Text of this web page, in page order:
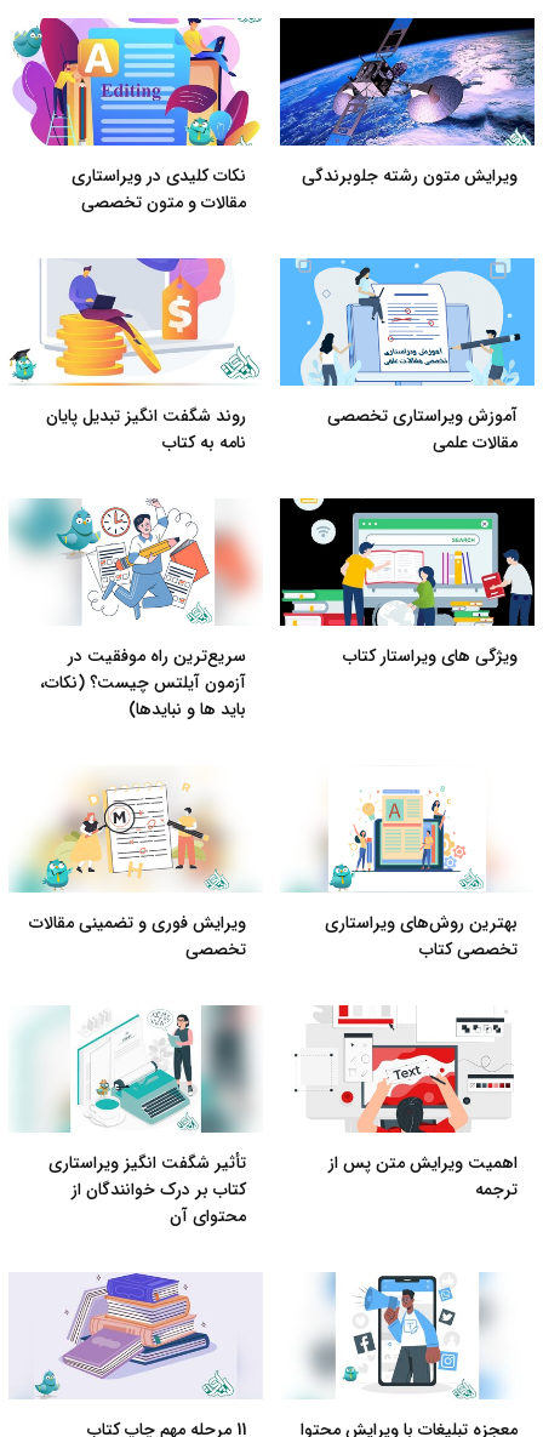
ویرایش متون رشته جلوبرندگی
نکات کلیدی در ویراستاری
مقالات و متون تخصصی
آموزش ویراستاری تخصصی
مقالات علمی
روند شگفت انگیز تبدیل پایان
نامه به کتاب
ویژگی های ویراستار کتاب
سریع‌ترین راه موفقیت در
آزمون آیلتس چیست؟ (نکات،
باید ها و نبایدها)
بهترین روش‌های ویراستاری
تخصصی کتاب
ویرایش فوری و تضمینی مقالات
تخصصی
اهمیت ویرایش متن پس از
ترجمه
تأثیر شگفت انگیز ویراستاری
کتاب بر درک خوانندگان از
محتوای آن
معجزه تبلیغات با ویرایش محتوا 11 مرحله مهم چاپ کتاب